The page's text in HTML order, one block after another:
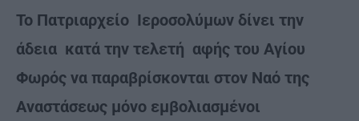
Το Πατριαρχείο Iεροσολύμων δίνει την
άδεια κατά την τελετή αφής του Αγίου
Φωρός να παραβρίσκονται στον Ναό της
Αναστάσεως μόνο εμβολιασμένοι